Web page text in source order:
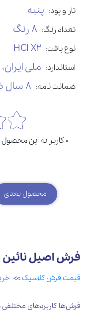
تار و پود: پنبه
تعداد رنگ: 8 رنگ
نوع بافت: HCI X2
استاندارد: ملی ایران، CE اتحادیه اروپا
ضمانت نامه: 8 سال ضمانت نامه کتبی
محصول بعدی
فرش اصیل نائین 1200 شانه
قیمت فرش کلاسیک>> خرید
فرش‌ها کاربردهای